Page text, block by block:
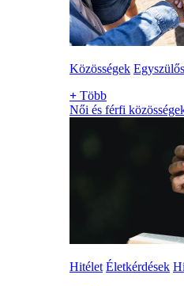
Közösségek
+ Több
Női és férfi
Hitélet Életkérdések